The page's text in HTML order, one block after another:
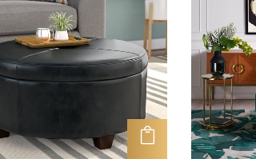
افزودن به سبد خرید